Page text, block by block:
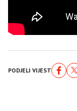
PODJELI VIJEST